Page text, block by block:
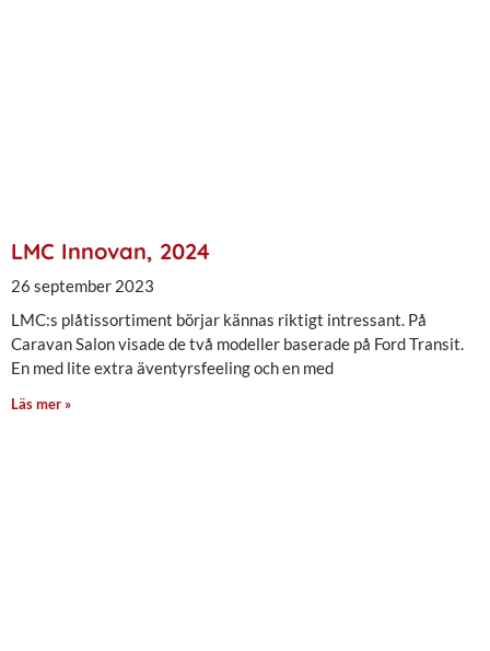
LMC Innovan, 2024
26 september 2023
LMC:s plåtissortiment börjar kännas riktigt intressant. På
Caravan Salon visade de två modeller baserade på Ford Transit.
En med lite extra äventyrsfeeling och en med
Läs mer »